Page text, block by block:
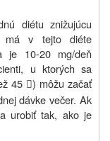
diétu znižujúcu
má v tejto diéte
je 10-20 mg/deň
u ktorých sa
45 ) môžu začať
dávke večer. Ak
urobiť tak, ako je